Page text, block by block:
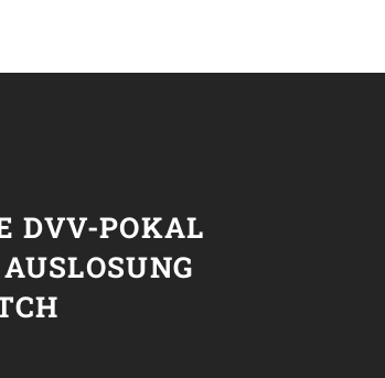
DVV-POKAL